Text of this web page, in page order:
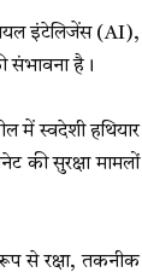
इंटेलिजेंस (AI),
संभावना है।
में स्वदेशी हथियार
की सुरक्षा मामलों
रूप से रक्षा, तकनीक